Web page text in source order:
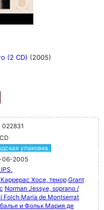
(2 CD) (2005)
022831
упаковка.
06-2005
Хосе, тенор Grant
Norman Jessye, soprano /
Folch María de Montserrat
и Фольк Мария де